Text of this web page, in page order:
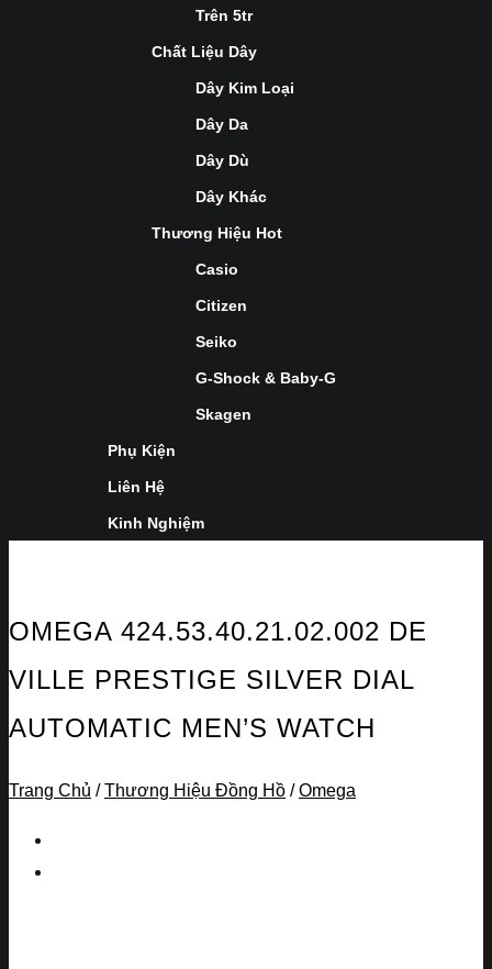
Trên 5tr
Chất Liệu Dây
Dây Kim Loại
Dây Da
Dây Dù
Dây Khác
Thương Hiệu Hot
Casio
Citizen
Seiko
G-Shock & Baby-G
Skagen
Phụ Kiện
Liên Hệ
Kinh Nghiệm
OMEGA 424.53.40.21.02.002 DE
VILLE PRESTIGE SILVER DIAL
AUTOMATIC MEN’S WATCH
Trang Chủ / Thương Hiệu Đồng Hồ / Omega